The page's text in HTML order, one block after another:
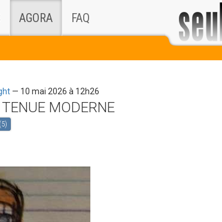
(CURRENT)
AGORA FAQ
— 10 mai 2026 à 12h26
MODERNE
5)